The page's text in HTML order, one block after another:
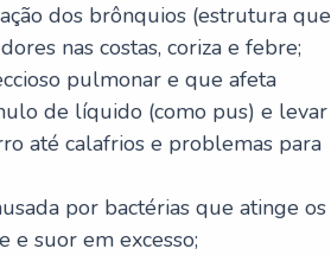
dos brônquios (estrutura que
nas costas, coriza e febre;
pulmonar e que afeta
de líquido (como pus) e levar
até calafrios e problemas para
por bactérias que atinge os
e suor em excesso;